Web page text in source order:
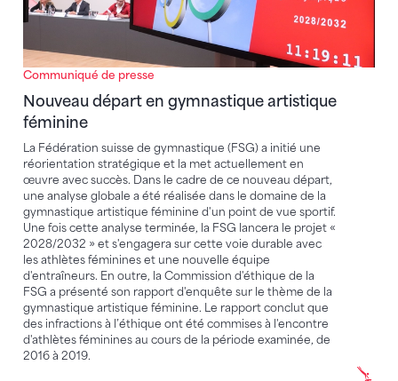
Communiqué de presse
Nouveau départ en gymnastique artistique
féminine
La Fédération suisse de gymnastique (FSG) a initié une
réorientation stratégique et la met actuellement en
œuvre avec succès. Dans le cadre de ce nouveau départ,
une analyse globale a été réalisée dans le domaine de la
gymnastique artistique féminine d'un point de vue sportif.
Une fois cette analyse terminée, la FSG lancera le projet «
2028/2032 » et s'engagera sur cette voie durable avec
les athlètes féminines et une nouvelle équipe
d'entraîneurs. En outre, la Commission d'éthique de la
FSG a présenté son rapport d'enquête sur le thème de la
gymnastique artistique féminine. Le rapport conclut que
des infractions à l’éthique ont été commises à l'encontre
d'athlètes féminines au cours de la période examinée, de
2016 à 2019.